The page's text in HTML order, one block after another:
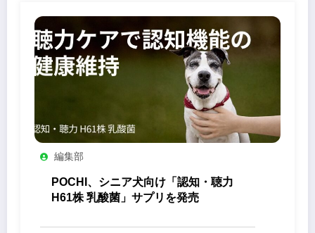
編集部
POCHI、シニア犬向け「認知・聴力
H61株 乳酸菌」サプリを発売